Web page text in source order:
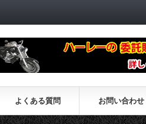
よくある質問 お問い合わせ